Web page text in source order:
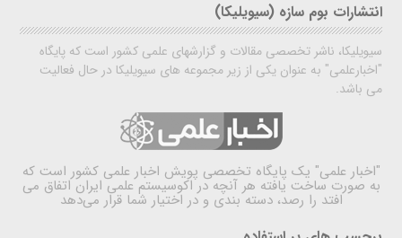
انتشارات بوم سازه (سیویلیکا)
سیویلیکا، ناشر تخصصی مقالات و گزارشهای علمی کشور است که پایگاه
"اخبارعلمی" به عنوان یکی از زیر مجموعه های سیویلیکا در حال فعالیت
می باشد.
"اخبار علمی" یک پایگاه تخصصی پویش اخبار علمی کشور است که
به صورت ساخت یافته هر آنچه در اکوسیستم علمی ایران اتفاق می
افتد را رصد، دسته بندی و در اختیار شما قرار می‌دهد